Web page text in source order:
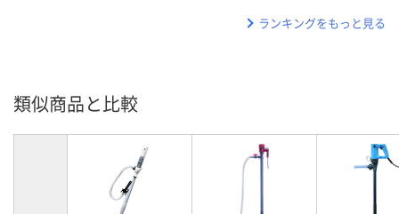
ランキングをもっと見る
類似商品と比較